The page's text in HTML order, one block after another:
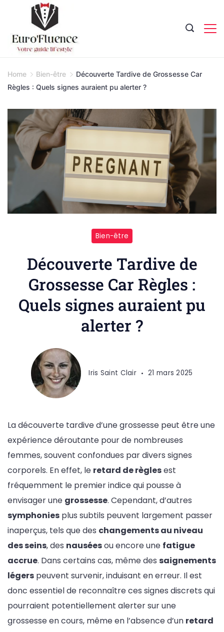
content
Home Bien-être
Découverte Tardive de Grossesse Car
Règles : Quels signes auraient pu alerter ?
Bien-être
Découverte Tardive de
Grossesse Car Règles :
Quels signes auraient pu
alerter ?
Iris Saint Clair 21 mars 2025
La découverte tardive d’une grossesse peut être une
expérience déroutante pour de nombreuses
femmes, souvent confondues par divers signes
corporels. En effet, le retard de règlesest
fréquemment le premier indice qui pousse à
envisager une grossesse. Cependant, d’autres
symphonies plus subtils peuvent largement passer
inaperçus, tels que des changements au niveau
des seins, des nauséesou encore une fatigue
accrue. Dans certains cas, même des saignements
légers peuvent survenir, induisant en erreur. Il est
donc essentiel de reconnaître ces signes discrets qui
pourraient potentiellement alerter sur une
grossesse en cours, même en l’absence d’un retard